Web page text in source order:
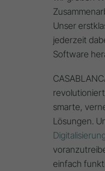
Unser
jederzeit
Software
smarte,
Lösungen.
einfach